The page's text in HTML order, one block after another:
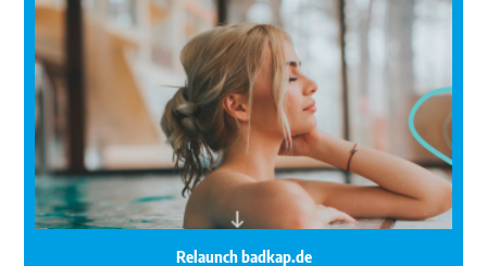
Relaunch badkap.de